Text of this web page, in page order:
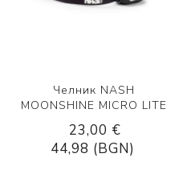
Челник NASH
MOONSHINE MICRO LITE
23,00 €
44,98 (BGN)